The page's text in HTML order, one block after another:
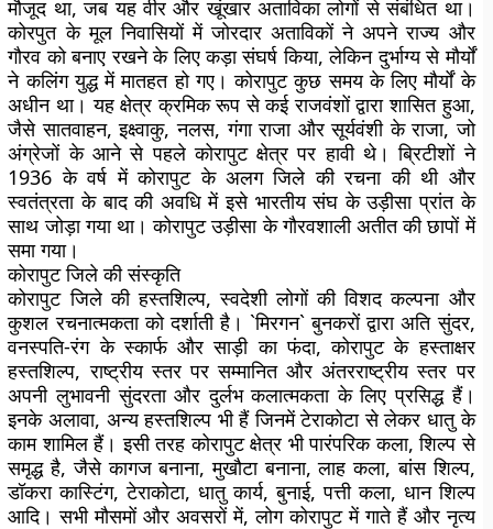
मौजूद था, जब यह वीर और खूंखार अताविका लोगों से संबंधित था।
कोरपुत के मूल निवासियों में जोरदार अताविकों ने अपने राज्य और
गौरव को बनाए रखने के लिए कड़ा संघर्ष किया, लेकिन दुर्भाग्य से मौर्यों
ने कलिंग युद्ध में मातहत हो गए। कोरापुट कुछ समय के लिए मौर्यों के
अधीन था। यह क्षेत्र क्रमिक रूप से कई राजवंशों द्वारा शासित हुआ,
जैसे सातवाहन, इक्ष्वाकु, नलस, गंगा राजा और सूर्यवंशी के राजा, जो
अंग्रेजों के आने से पहले कोरापुट क्षेत्र पर हावी थे। ब्रिटीशों ने
1936 के वर्ष में कोरापुट के अलग जिले की रचना की थी और
स्वतंत्रता के बाद की अवधि में इसे भारतीय संघ के उड़ीसा प्रांत के
साथ जोड़ा गया था। कोरापुट उड़ीसा के गौरवशाली अतीत की छापों में
समा गया।
कोरापुट जिले की संस्कृति
कोरापुट जिले की हस्तशिल्प, स्वदेशी लोगों की विशद कल्पना और
कुशल रचनात्मकता को दर्शाती है। `मिरगन` बुनकरों द्वारा अति सुंदर,
वनस्पति-रंग के स्कार्फ और साड़ी का फंदा, कोरापुट के हस्ताक्षर
हस्तशिल्प, राष्ट्रीय स्तर पर सम्मानित और अंतरराष्ट्रीय स्तर पर
अपनी लुभावनी सुंदरता और दुर्लभ कलात्मकता के लिए प्रसिद्ध हैं।
इनके अलावा, अन्य हस्तशिल्प भी हैं जिनमें टेराकोटा से लेकर धातु के
काम शामिल हैं। इसी तरह कोरापुट क्षेत्र भी पारंपरिक कला, शिल्प से
समृद्ध है, जैसे कागज बनाना, मुखौटा बनाना, लाह कला, बांस शिल्प,
डॉकरा कास्टिंग, टेराकोटा, धातु कार्य, बुनाई, पत्ती कला, धान शिल्प
आदि। सभी मौसमों और अवसरों में, लोग कोरापुट में गाते हैं और नृत्य